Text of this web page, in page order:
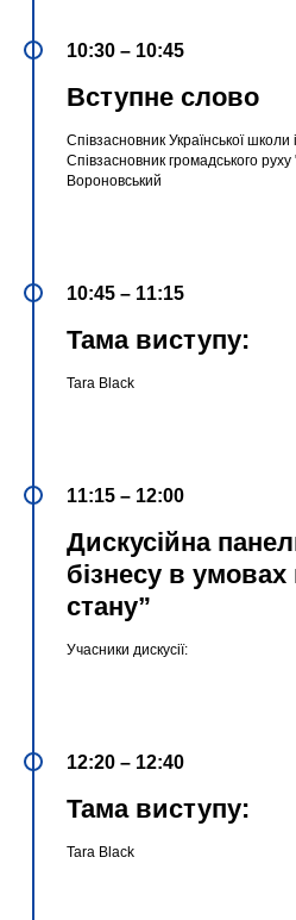
10:30 – 10:45
Вступне слово
Співзасновник Української
Співзасновник громадського
Вороновський
10:45 – 11:15
Тама виступу:
Tara Black
11:15 – 12:00
Дискусійна
бізнесу в умовах
стану”
Учасники дискусії:
12:20 – 12:40
Тама виступу:
Tara Black